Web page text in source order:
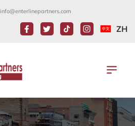
info@enterlinepartners.com
ZH